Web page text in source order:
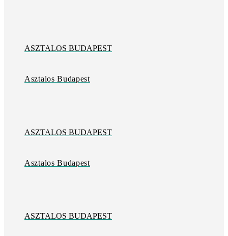
ASZTALOS BUDAPEST
Asztalos Budapest
ASZTALOS BUDAPEST
Asztalos Budapest
ASZTALOS BUDAPEST